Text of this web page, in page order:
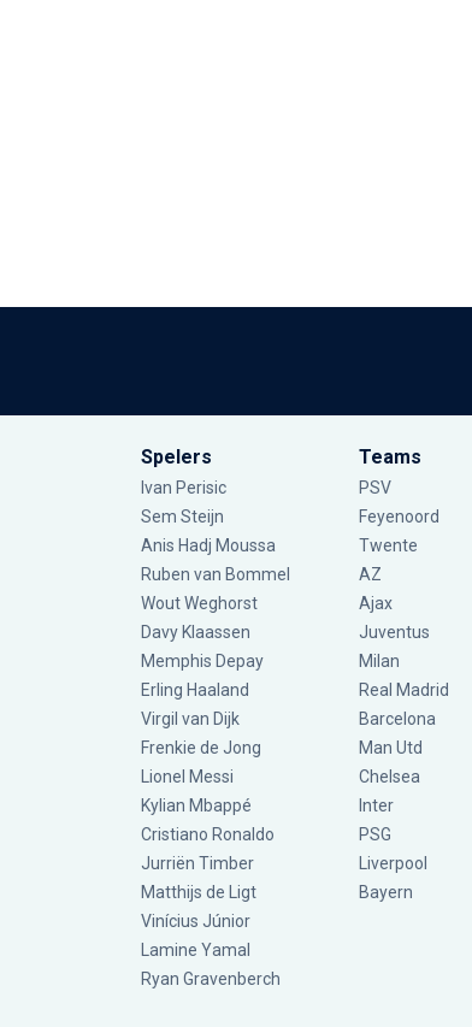
Spelers
Ivan Perisic
Sem Steijn
Anis Hadj Moussa
Ruben van Bommel
Wout Weghorst
Davy Klaassen
Memphis Depay
Erling Haaland
Virgil van Dijk
Frenkie de Jong
Lionel Messi
Kylian Mbappé
Cristiano Ronaldo
Jurriën Timber
Matthijs de Ligt
Vinícius Júnior
Lamine Yamal
Ryan Gravenberch
Teams
PSV
Feyenoord
Twente
AZ
Ajax
Juventus
Milan
Real Madrid
Barcelona
Man Utd
Chelsea
Inter
PSG
Liverpool
Bayern